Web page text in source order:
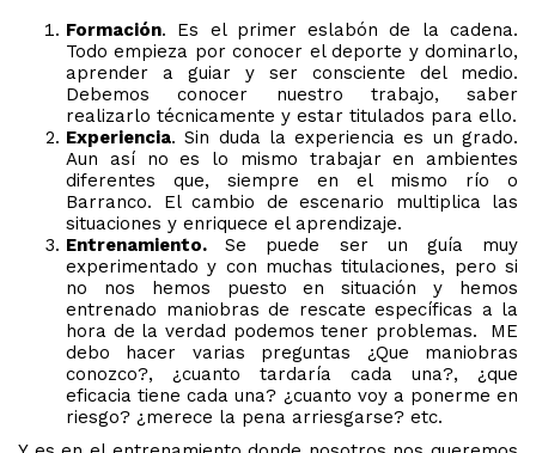
Formación. Es el primer eslabón de la cadena.
Todo empieza por conocer el deporte y dominarlo,
aprender a guiar y ser consciente del medio.
Debemos conocer nuestro trabajo, saber
realizarlo técnicamente y estar titulados para ello.
Experiencia. Sin duda la experiencia es un grado.
Aun así no es lo mismo trabajar en ambientes
diferentes que, siempre en el mismo río o
Barranco. El cambio de escenario multiplica las
situaciones y enriquece el aprendizaje.
Entrenamiento.Se puede ser un guía muy
experimentado y con muchas titulaciones, pero si
no nos hemos puesto en situación y hemos
entrenado maniobras de rescate específicas a la
hora de la verdad podemos tener problemas. ME
debo hacer varias preguntas ¿Que maniobras
conozco?, ¿cuanto tardaría cada una?, ¿que
eficacia tiene cada una? ¿cuanto voy a ponerme en
riesgo? ¿merece la pena arriesgarse? etc.